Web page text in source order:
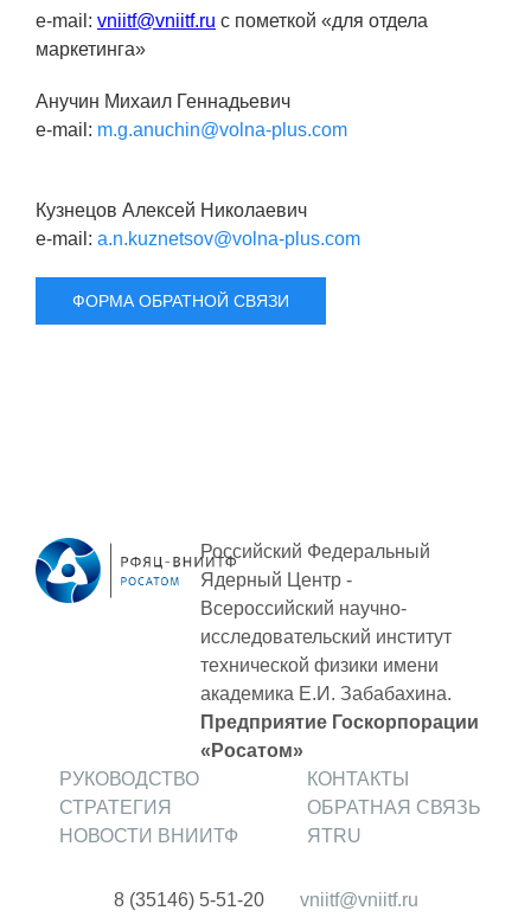
Высокая социальная эффективность
ВНИИТФ
Новости ВНИИТФ
Книги
Документы
Контроль и арбитраж
ПОСЕЩЕНИЕ ЗАТО
ВЫСТАВКИ
e-mail: vniitf@vniitf.ru c пометкой «для отдела
маркетинга»
Анучин Михаил Геннадьевич
e-mail: m.g.anuchin@volna-plus.com
Кузнецов Алексей Николаевич
e-mail: a.n.kuznetsov@volna-plus.com
ФОРМА ОБРАТНОЙ СВЯЗИ
Российский Федеральный
Ядерный Центр -
Всероссийский научно-
исследовательский институт
технической физики имени
академика Е.И. Забабахина.
Предприятие Госкорпорации
«Росатом»
РУКОВОДСТВО
СТРАТЕГИЯ
НОВОСТИ ВНИИТФ
КОНТАКТЫ
ОБРАТНАЯ СВЯЗЬ
ЯТRU
8 (35146) 5-51-20 vniitf@vniitf.ru